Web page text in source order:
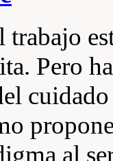
trabajo
Pero
al